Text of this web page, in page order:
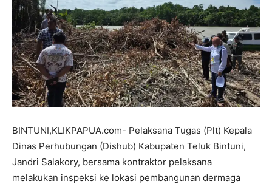
BINTUNI,KLIKPAPUA.com- Pelaksana Tugas (Plt) Kepala
Dinas Perhubungan (Dishub) Kabupaten Teluk Bintuni,
Jandri Salakory, bersama kontraktor pelaksana
melakukan inspeksi ke lokasi pembangunan dermaga